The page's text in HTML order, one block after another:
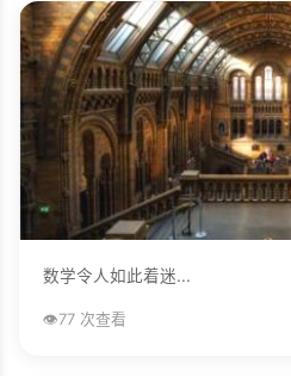
数学令人如此着迷...
👁️77 次查看